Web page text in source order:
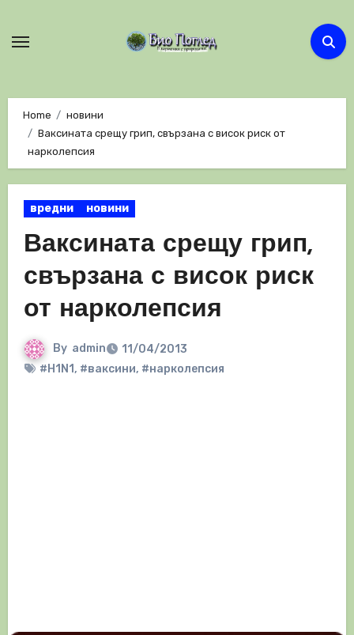
Home
новини
Ваксината срещу грип, свързана с висок риск от
нарколепсия
вредни новини
Ваксината срещу грип,
свързана с висок риск
от нарколепсия
By admin
11/04/2013
#H1N1, #ваксини, #нарколепсия